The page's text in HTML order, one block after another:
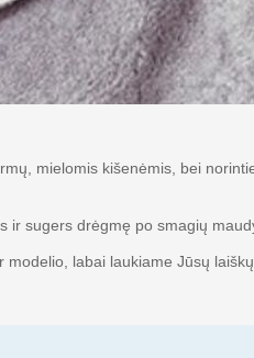
mielomis kišenėmis, bei
ir sugers drėgmę po smagių
labai laukiame Jūsų